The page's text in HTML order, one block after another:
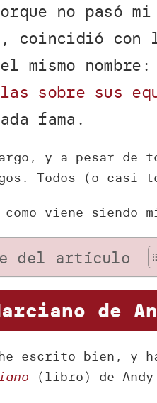
no pasó
coincidió
mismo nombre:
sobre sus
fama.
y a pesar de
Todos (o casi
como viene
del artículo
de
escrito bien, y
(libro) de